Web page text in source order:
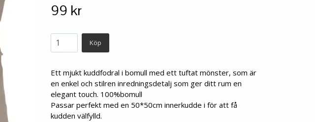
99 kr
Köp
Ett mjukt kuddfodral i bomull med ett tuftat mönster, som är
en enkel och stilren inredningsdetalj som ger ditt rum en
elegant touch. 100%bomull
Passar perfekt med en 50*50cm innerkudde i för att få
kudden välfylld.